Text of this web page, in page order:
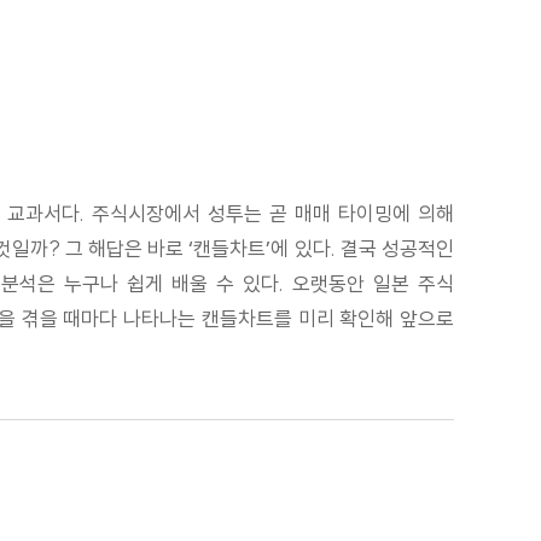
과서다. 주식시장에서 성투는 곧 매매 타이밍에 의해
까? 그 해답은 바로 ‘캔들차트’에 있다. 결국 성공적인
석은 누구나 쉽게 배울 수 있다. 오랫동안 일본 주식
겪을 때마다 나타나는 캔들차트를 미리 확인해 앞으로